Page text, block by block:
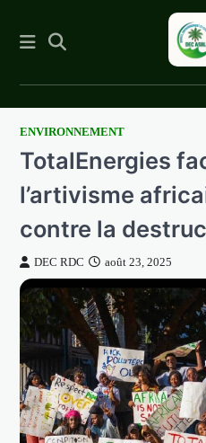
SkipENVIRONNEMENT
TotalEnergies
l’artivisme
contre la
DEC RDC août 23, 2025